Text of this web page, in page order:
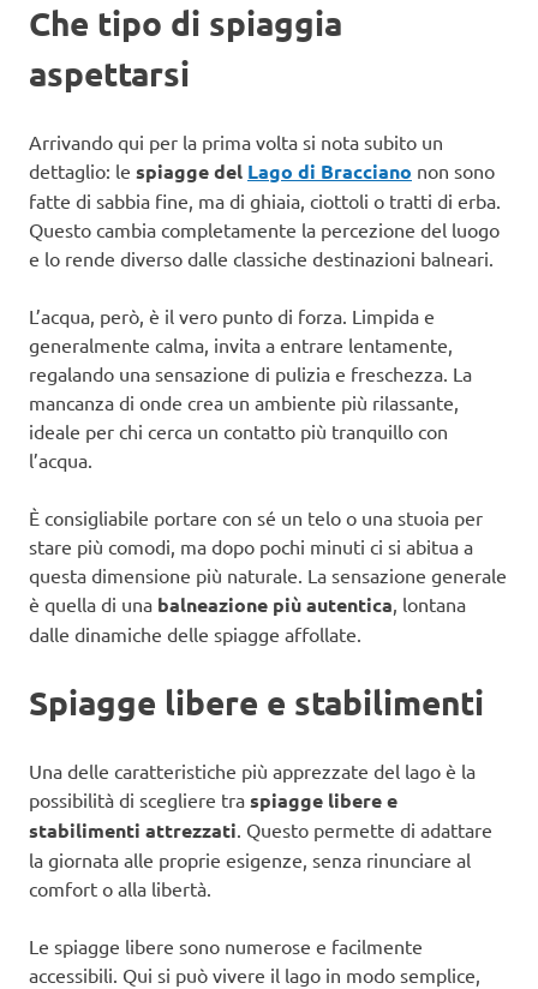
Che tipo di spiaggia
aspettarsi
Arrivando qui per la prima volta si nota subito un
dettaglio: le spiagge del Lago di Bracciano non sono
fatte di sabbia fine, ma di ghiaia, ciottoli o tratti di erba.
Questo cambia completamente la percezione del luogo
e lo rende diverso dalle classiche destinazioni balneari.
L’acqua, però, è il vero punto di forza. Limpida e
generalmente calma, invita a entrare lentamente,
regalando una sensazione di pulizia e freschezza. La
mancanza di onde crea un ambiente più rilassante,
ideale per chi cerca un contatto più tranquillo con
l’acqua.
È consigliabile portare con sé un telo o una stuoia per
stare più comodi, ma dopo pochi minuti ci si abitua a
questa dimensione più naturale. La sensazione generale
è quella di una balneazione più autentica, lontana
dalle dinamiche delle spiagge affollate.
Spiagge libere e stabilimenti
Una delle caratteristiche più apprezzate del lago è la
possibilità di scegliere tra spiagge libere e
stabilimenti attrezzati. Questo permette di adattare
la giornata alle proprie esigenze, senza rinunciare al
comfort o alla libertà.
Le spiagge libere sono numerose e facilmente
accessibili. Qui si può vivere il lago in modo semplice,